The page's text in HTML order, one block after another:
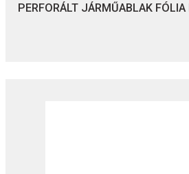
PERFORÁLT JÁRMŰABLAK